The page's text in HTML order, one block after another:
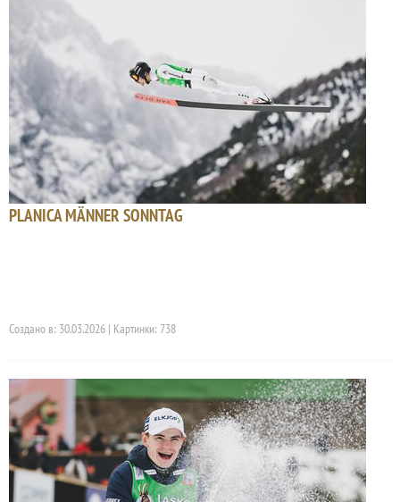
PLANICA MÄNNER SONNTAG
Создано в: 30.03.2026 | Картинки: 738